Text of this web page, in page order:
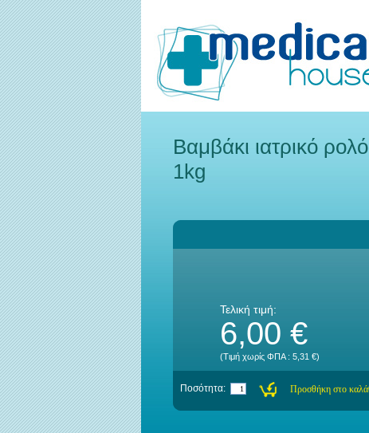
Βαμβάκι ιατρικό ρολό
1kg
Τελική τιμή:
6,00 €
(Τιμή χωρίς ΦΠΑ : 5,31 €)
Ποσότητα: